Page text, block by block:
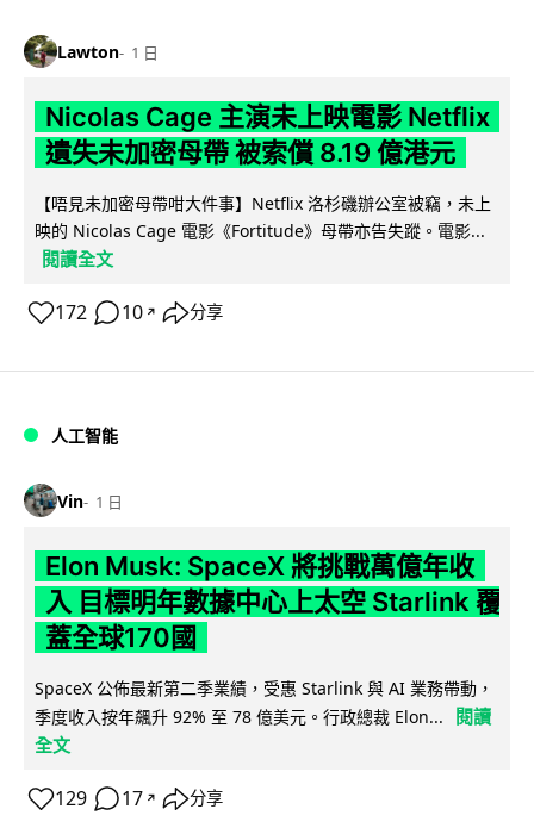
Lawton 1 日
Nicolas Cage 主演未上映電影 Netflix
遺失未加密母帶 被索償 8.19 億港元
【唔見未加密母帶咁大件事】Netflix 洛杉磯辦公室被竊，未上
映的 Nicolas Cage 電影《Fortitude》母帶亦告失蹤。電影...
閱讀全文
172 10 ↗ 分享
人工智能
Vin 1 日
Elon Musk: SpaceX 將挑戰萬億年收
入 目標明年數據中心上太空 Starlink 覆
蓋全球170國
SpaceX 公佈最新第二季業績，受惠 Starlink 與 AI 業務帶動，
季度收入按年飆升 92% 至 78 億美元。行政總裁 Elon...
閱讀
全文
129 17 ↗ 分享